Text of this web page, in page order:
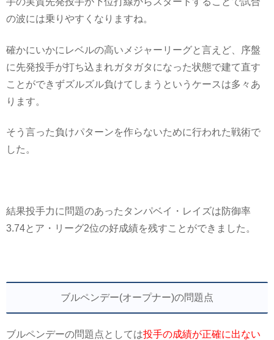
の波には乗りやすくなりますね。
確かにいかにレベルの高いメジャーリーグと言えど、序盤
に先発投手が打ち込まれガタガタになった状態で建て直す
ことができずズルズル負けてしまうというケースは多々あ
ります。
そう言った負けパターンを作らないために行われた戦術で
した。
結果投手力に問題のあったタンパベイ・レイズは防御率
3.74とア・リーグ2位の好成績を残すことができました。
ブルペンデー(オープナー)の問題点
ブルペンデーの問題点としては投手の成績が正確に出ない